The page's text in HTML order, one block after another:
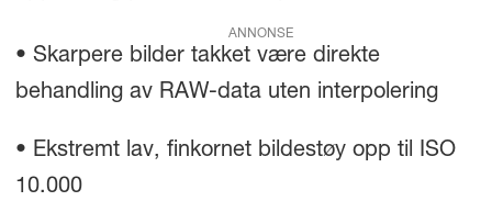
ANNONSE
• Skarpere bilder takket være direkte
behandling av RAW-data uten interpolering
• Ekstremt lav, finkornet bildestøy opp til ISO
10.000